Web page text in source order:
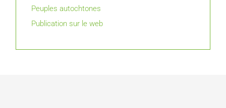
Peuples autochtones
Publication sur le web